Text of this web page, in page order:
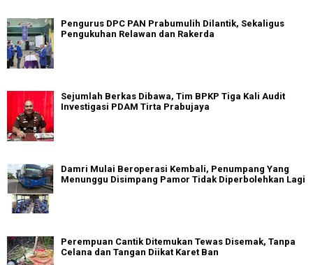
Pengurus DPC PAN Prabumulih Dilantik, Sekaligus
Pengukuhan Relawan dan Rakerda
Sejumlah Berkas Dibawa, Tim BPKP Tiga Kali Audit
Investigasi PDAM Tirta Prabujaya
Damri Mulai Beroperasi Kembali, Penumpang Yang
Menunggu Disimpang Pamor Tidak Diperbolehkan Lagi
Perempuan Cantik Ditemukan Tewas Disemak, Tanpa
Celana dan Tangan Diikat Karet Ban